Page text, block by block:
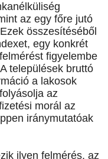
az egy főre jutó
összesítéséből
egy konkrét
figyelembe
települések bruttó
a lakosok
az
morál az
iránymutatóak
ilyen felmérés, az